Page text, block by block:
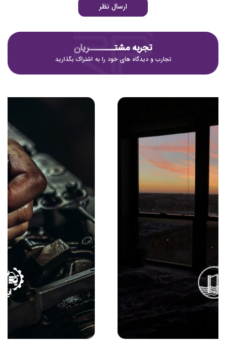
ارسال نظر
تجربه مشتـــــــریان
تجارب و دیدگاه های خود را به اشتراک بگذارید